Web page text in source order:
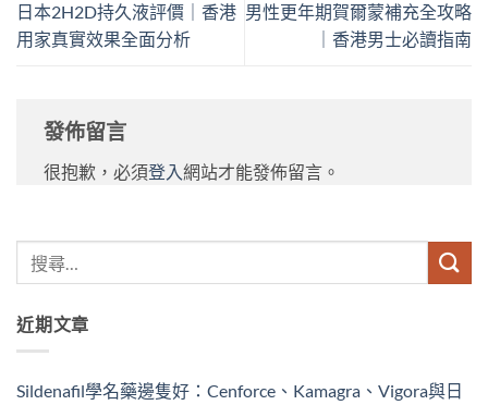
日本2H2D持久液評價｜香港
用家真實效果全面分析
男性更年期賀爾蒙補充全攻略
｜香港男士必讀指南
發佈留言
很抱歉，必須登入網站才能發佈留言。
近期文章
Sildenafil學名藥邊隻好：Cenforce、Kamagra、Vigora與日